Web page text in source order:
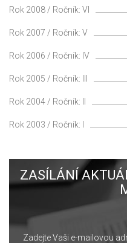
Rok 2008 / Ročník: VI
Rok 2007 / Ročník: V
Rok 2006 / Ročník: IV
Rok 2005 / Ročník: III
Rok 2004 / Ročník: II
Rok 2003 / Ročník: I
ZASÍLÁNÍ
Zadejte Vaši e-mailovou